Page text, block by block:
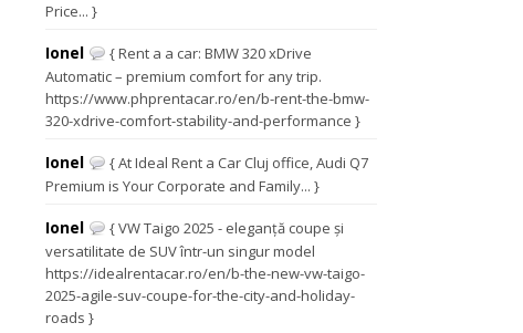
Price... }
Ionel
{ Rent a a car: BMW 320 xDrive
Automatic – premium comfort for any trip.
https://www.phprentacar.ro/en/b-rent-the-bmw-
320-xdrive-comfort-stability-and-performance }
Ionel
{ At Ideal Rent a Car Cluj office, Audi Q7
Premium is Your Corporate and Family... }
Ionel
{ VW Taigo 2025 - eleganță coupe și
versatilitate de SUV într-un singur model
https://idealrentacar.ro/en/b-the-new-vw-taigo-
2025-agile-suv-coupe-for-the-city-and-holiday-
roads }